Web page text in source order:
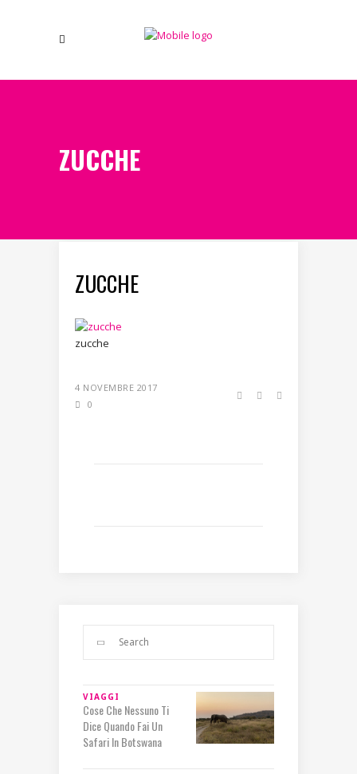
ZUCCHE
ZUCCHE
zucche
4 NOVEMBRE 2017
0
VIAGGI
Cose Che Nessuno Ti
Dice Quando Fai Un
Safari In Botswana